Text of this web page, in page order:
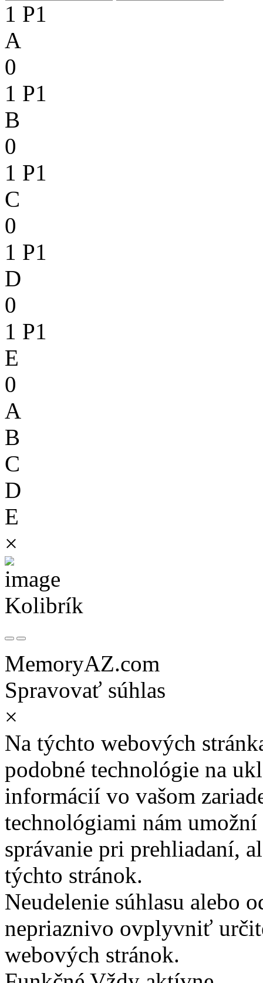
1 P1
A
0
1 P1
B
0
1 P1
C
0
1 P1
D
0
1 P1
E
0
A
B
C
D
E
×
Kolibrík
MemoryAZ.com
Spravovať súhlas
×
Na týchto webových
podobné technológie na
informácií vo vašom
technológiami nám
správanie pri prehliadaní,
týchto stránok.
Neudelenie súhlasu alebo
nepriaznivo ovplyvniť
webových stránok.